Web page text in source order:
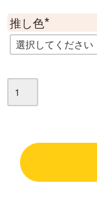
推し色
(
必